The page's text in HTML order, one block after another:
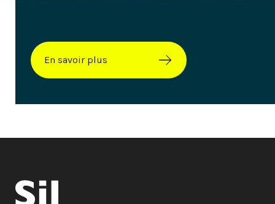
En savoir plus